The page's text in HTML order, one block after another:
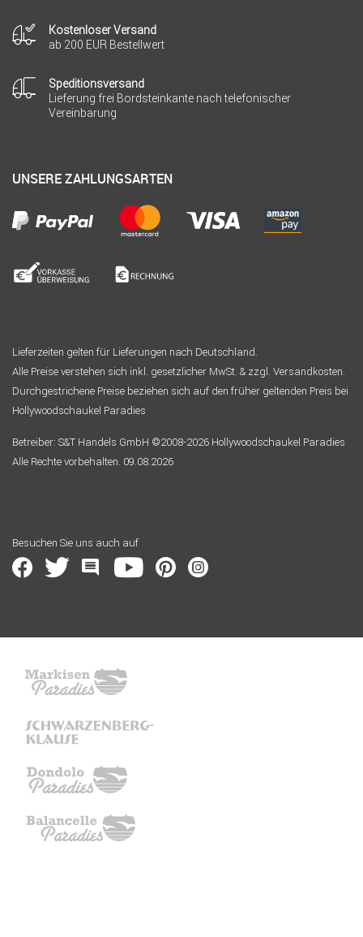
Kostenloser Versand
ab 200 EUR Bestellwert
Speditionsversand
Lieferung frei Bordsteinkante nach telefonischer
Vereinbarung
UNSERE ZAHLUNGSARTEN
Lieferzeiten gelten für Lieferungen nach Deutschland.
Alle Preise verstehen sich inkl. gesetzlicher MwSt. & zzgl. Versandkosten.
Durchgestrichene Preise beziehen sich auf den früher geltenden Preis bei
Hollywoodschaukel Paradies
Betreiber: S&T Handels GmbH ©2008-2026 Hollywoodschaukel Paradies
Alle Rechte vorbehalten. 09.08.2026
Besuchen Sie uns auch auf